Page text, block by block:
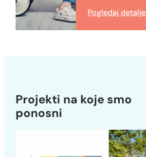
Pogledaj detalje
Projekti na koje smo
ponosni